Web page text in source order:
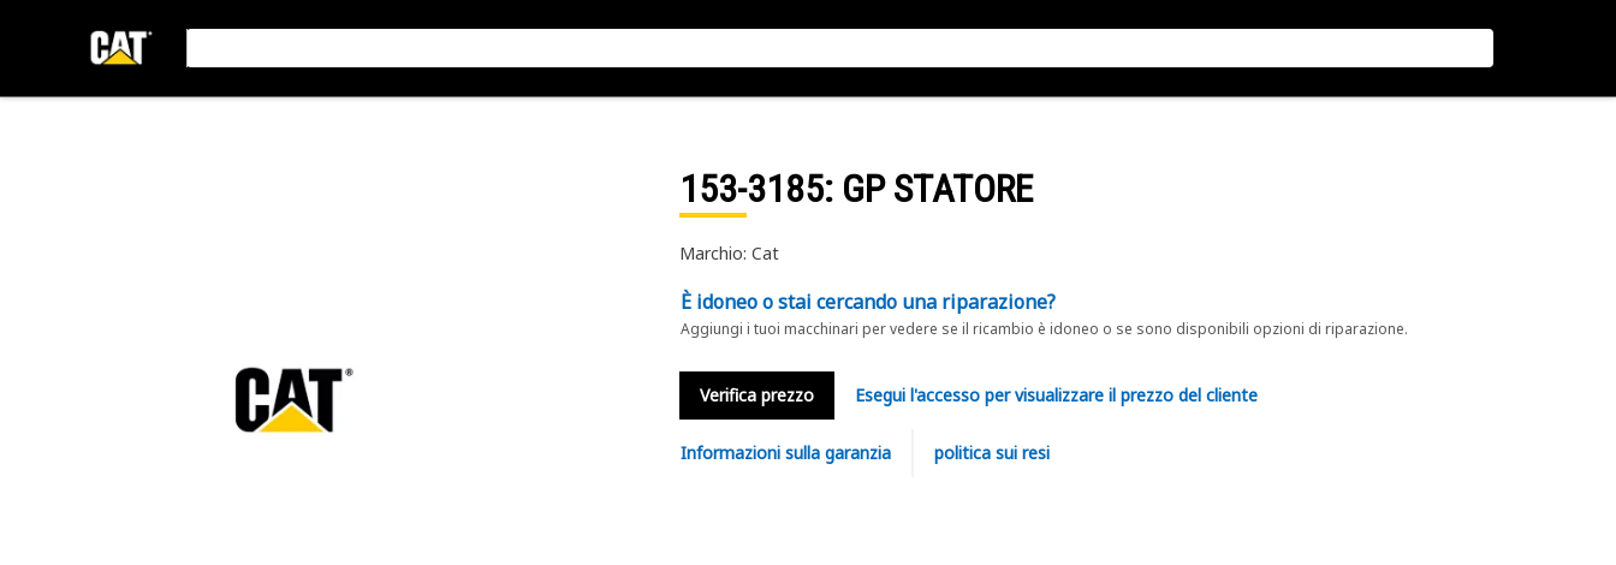
153-3185: GP STATORE
Marchio: Cat
È idoneo o stai cercando una riparazione?
Aggiungi i tuoi macchinari per vedere se il ricambio è idoneo o se sono disponibili opzioni di riparazione.
Verifica prezzo Esegui l'accesso per visualizzare il prezzo del cliente
Informazioni sulla garanzia politica sui resi